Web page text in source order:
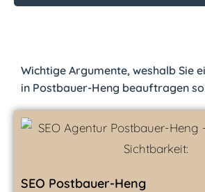
Wichtige Argumente, wes­halb Sie
in Postbauer-Heng beauftragen
SEO Postbauer-Heng